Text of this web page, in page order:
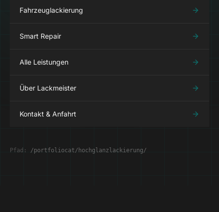
Fahrzeuglackierung
Smart Repair
Alle Leistungen
Über Lackmeister
Kontakt & Anfahrt
Pfad: /portfoliocat/hochglanzlackierung/